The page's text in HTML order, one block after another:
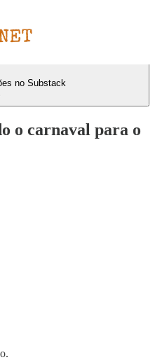
no Substack
o carnaval para o